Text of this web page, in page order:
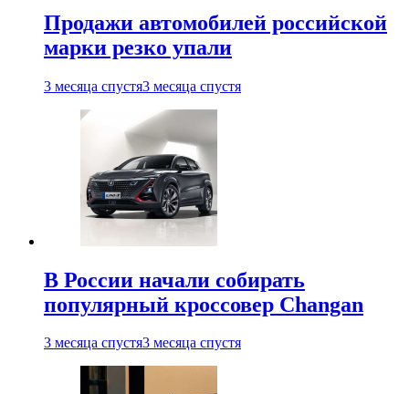
Продажи автомобилей российской
марки резко упали
3 месяца спустя3 месяца спустя
В России начали собирать
популярный кроссовер Changan
3 месяца спустя3 месяца спустя